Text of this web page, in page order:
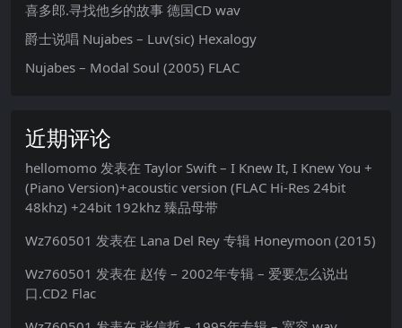
喜多郎.寻找他乡的故事 德国CD wav
爵士说唱 Nujabes – Luv(sic) Hexalogy
Nujabes – Modal Soul (2005) FLAC
近期评论
hellomomo 发表在 Taylor Swift – I Knew It, I Knew You +
(Piano Version)+acoustic version (FLAC Hi-Res 24bit
48khz) +24bit 192khz 臻品母带
Wz760501 发表在 Lana Del Rey 专辑 Honeymoon (2015)
Wz760501 发表在 赵传 – 2002年专辑 – 爱要怎么说出
口.CD2 Flac